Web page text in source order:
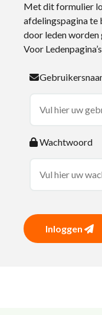
Met dit formulier
afdelingspagina te
door leden
Voor
Wachtwoord
Inloggen